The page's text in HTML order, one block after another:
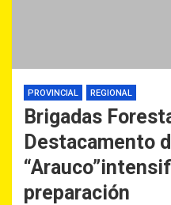
PROVINCIAL REGIONAL
Brigadas
Destacamento
preparación